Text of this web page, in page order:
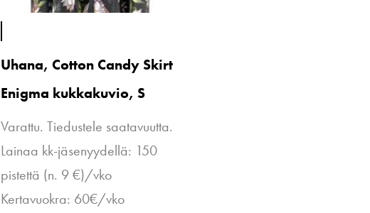
Uhana, Cotton Candy Skirt
Enigma kukkakuvio, S
Varattu. Tiedustele saatavuutta.
Lainaa kk-jäsenyydellä: 150
pistettä (n. 9 €)/vko
Kertavuokra: 60€/vko